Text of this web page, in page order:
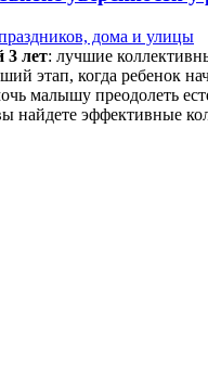
дома и улицы
3 лет: лучшие
этап, когда ребенок
малышу преодолеть
найдете эффективные